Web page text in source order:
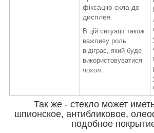
фіксацію скла до
дисплея.
В цій ситуації також
важливу роль
відіграє, який буде
використовуватися
чохол.
Так же - стекло может
шпионское, антибликовое,
подобное